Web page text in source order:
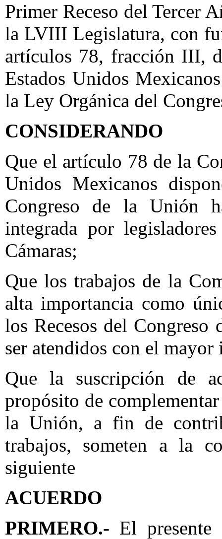
Primer Receso del Tercer
la LVIII Legislatura, con
artículos 78, fracción III,
Estados Unidos
la Ley Orgánica del
CONSIDERANDO
Que el artículo 78 de la
Unidos Mexicanos
Congreso de la Unión
integrada por
Cámaras;
Que los trabajos de la
alta importancia como
los Recesos del
ser atendidos con el mayor
Que la suscripción de
propósito de
la Unión, a fin de
trabajos, someten a la
siguiente
ACUERDO
PRIMERO.- El presente